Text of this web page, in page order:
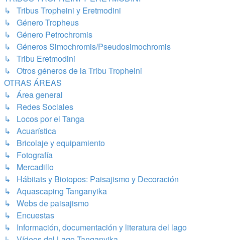
↳ Tribus Tropheini y Eretmodini
↳ Género Tropheus
↳ Género Petrochromis
↳ Géneros Simochromis/Pseudosimochromis
↳ Tribu Eretmodini
↳ Otros géneros de la Tribu Tropheini
OTRAS ÁREAS
↳ Área general
↳ Redes Sociales
↳ Locos por el Tanga
↳ Acuarística
↳ Bricolaje y equipamiento
↳ Fotografía
↳ Mercadillo
↳ Hábitats y Biotopos: Paisajismo y Decoración
↳ Aquascaping Tanganyika
↳ Webs de paisajismo
↳ Encuestas
↳ Información, documentación y literatura del lago